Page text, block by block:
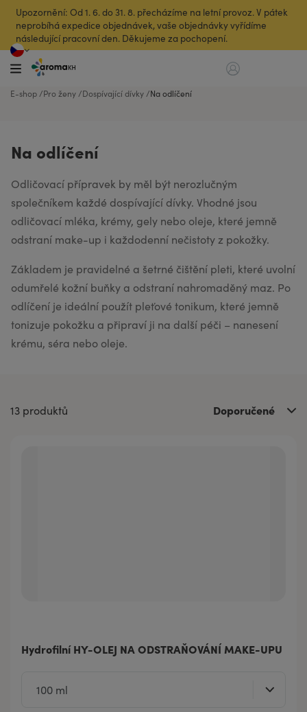
Upozornění: Od 1. 6. do 31. 8. přecházíme na letní provoz. V pátek
neprobíhá expedice objednávek, vaše objednávky vyřídíme
následující pracovní den. Děkujeme za pochopení.
E-shop Pro ženy Dospívající dívky Na odlíčení
Na odlíčení
Odličovací přípravek by měl být nerozlučným
společníkem každé dospívající dívky. Vhodné jsou
odličovací mléka, krémy, gely nebo oleje, které jemně
odstraní make-up i každodenní nečistoty z pokožky.
Základem je pravidelné a šetrné čištění pleti, které uvolní
odumřelé kožní buňky a odstraní nahromaděný maz. Po
odlíčení je ideální použít pleťové tonikum, které jemně
tonizuje pokožku a připraví ji na další péči – nanesení
krému, séra nebo oleje.
13 produktů Doporučené
Hydrofilní HY-OLEJ NA ODSTRAŇOVÁNÍ MAKE-UPU